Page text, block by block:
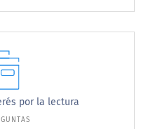
por la lectura